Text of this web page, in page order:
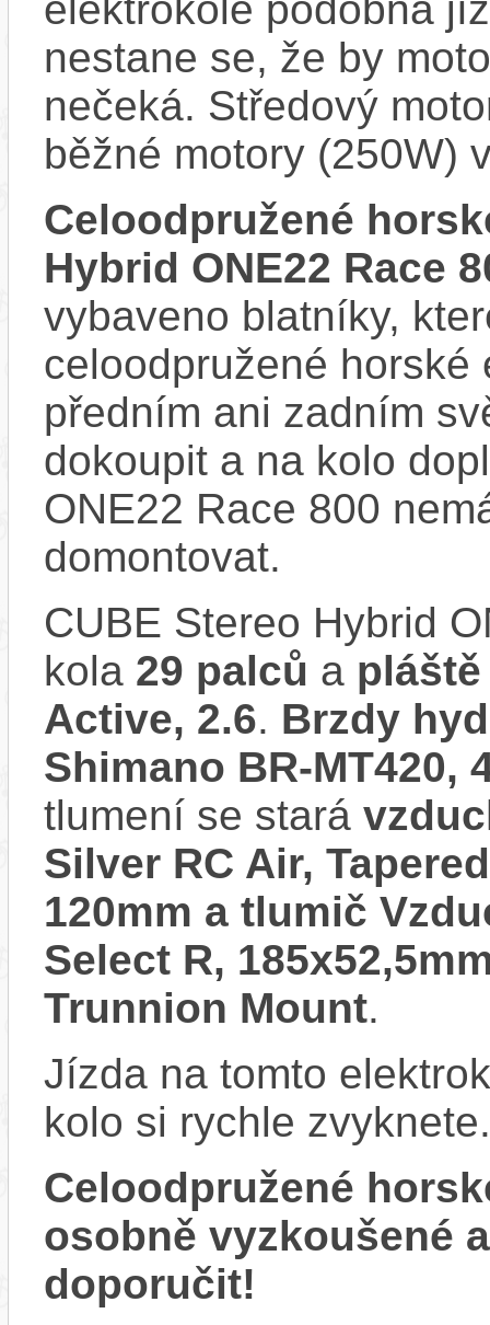
nestane se, že by
nečeká. Středový
běžné motory (250W)
Celoodpružené
Hybrid ONE22 Race
vybaveno blatníky,
celoodpružené
předním ani zadním
dokoupit a na kolo
ONE22 Race 800
domontovat.
CUBE Stereo Hybrid
kola 29 palců a
Active, 2.6. Brzdy
Shimano BR-MT420,
tlumení se stará
Silver RC Air,
120mm a tlumič
Select R,
Trunnion Mount.
Jízda na tomto
kolo si rychle zvyknete.
Celoodpružené
osobně vyzkoušené
doporučit!